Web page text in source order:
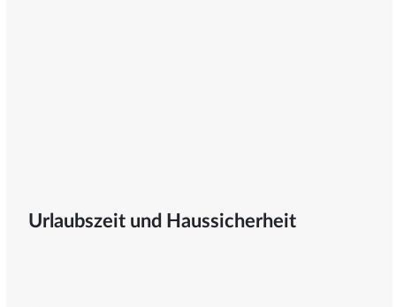
Urlaubszeit und Haussicherheit